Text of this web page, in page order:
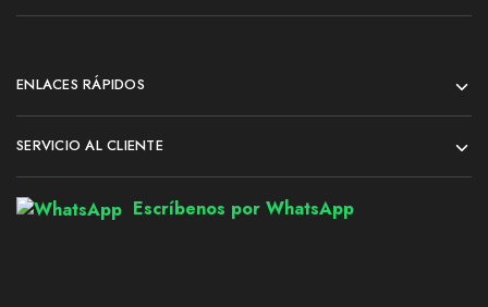
ENLACES RÁPIDOS
SERVICIO AL CLIENTE
Escríbenos por WhatsApp